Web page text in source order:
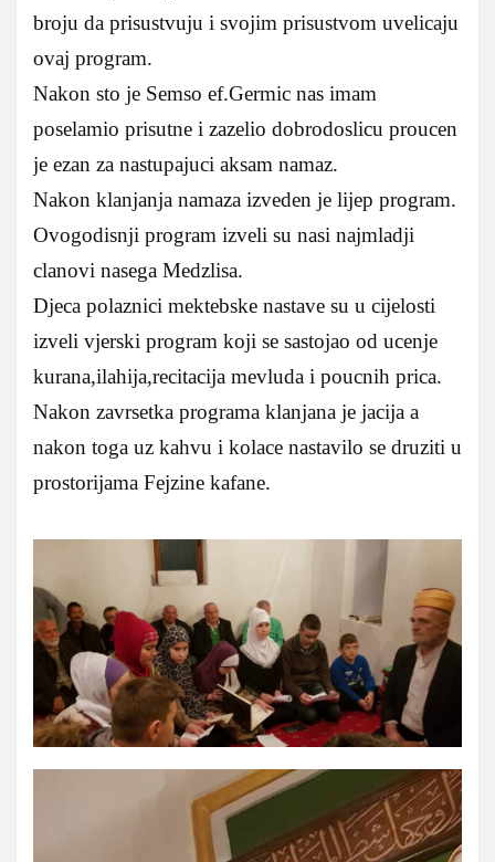
broju da prisustvuju i svojim prisustvom uvelicaju
ovaj program.
Nakon sto je Semso ef.Germic nas imam
poselamio prisutne i zazelio dobrodoslicu proucen
je ezan za nastupajuci aksam namaz.
Nakon klanjanja namaza izveden je lijep program.
Ovogodisnji program izveli su nasi najmladji
clanovi nasega Medzlisa.
Djeca polaznici mektebske nastave su u cijelosti
izveli vjerski program koji se sastojao od ucenje
kurana,ilahija,recitacija mevluda i poucnih prica.
Nakon zavrsetka programa klanjana je jacija a
nakon toga uz kahvu i kolace nastavilo se druziti u
prostorijama Fejzine kafane.